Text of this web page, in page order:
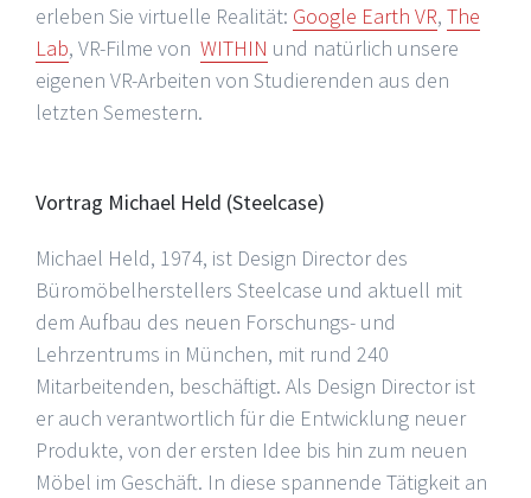
erleben Sie virtuelle Realität: Google Earth VR, The
Lab, VR-Filme von WITHIN und natürlich unsere
eigenen VR-Arbeiten von Studierenden aus den
letzten Semestern.
Vortrag Michael Held (Steelcase)
Michael Held, 1974, ist Design Director des
Büromöbelherstellers Steelcase und aktuell mit
dem Aufbau des neuen Forschungs- und
Lehrzentrums in München, mit rund 240
Mitarbeitenden, beschäftigt. Als Design Director ist
er auch verantwortlich für die Entwicklung neuer
Produkte, von der ersten Idee bis hin zum neuen
Möbel im Geschäft. In diese spannende Tätigkeit an